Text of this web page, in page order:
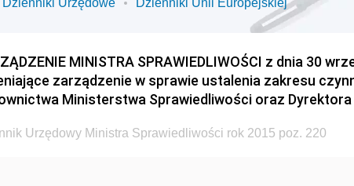
Dzienniki Urzędowe Dzienniki Unii Europejskiej
MINISTRA SPRAWIEDLIWOŚCI z dnia 30
zarządzenie w sprawie ustalenia zakresu
Ministerstwa Sprawiedliwości oraz Dyrektora
Urzędowy Ministra Sprawiedliwości rok 2015 poz. 220